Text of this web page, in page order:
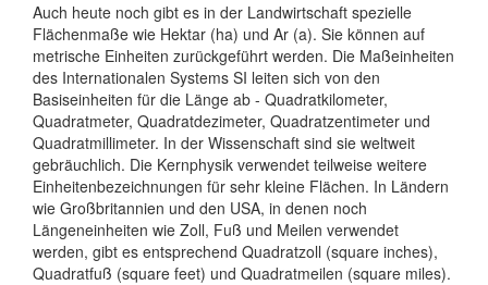
Auch heute noch gibt es in der Landwirtschaft spezielle
Flächenmaße wie Hektar (ha) und Ar (a). Sie können auf
metrische Einheiten zurückgeführt werden. Die Maßeinheiten
des Internationalen Systems SI leiten sich von den
Basiseinheiten für die Länge ab - Quadratkilometer,
Quadratmeter, Quadratdezimeter, Quadratzentimeter und
Quadratmillimeter. In der Wissenschaft sind sie weltweit
gebräuchlich. Die Kernphysik verwendet teilweise weitere
Einheitenbezeichnungen für sehr kleine Flächen. In Ländern
wie Großbritannien und den USA, in denen noch
Längeneinheiten wie Zoll, Fuß und Meilen verwendet
werden, gibt es entsprechend Quadratzoll (square inches),
Quadratfuß (square feet) und Quadratmeilen (square miles).